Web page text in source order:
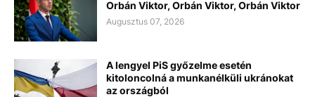
Orbán Viktor, Orbán Viktor, Orbán Viktor
Augusztus 07, 2026
A lengyel PiS győzelme esetén
kitoloncolná a munkanélküli ukránokat
az országból